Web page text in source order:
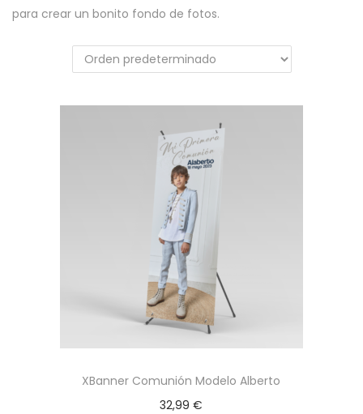
a
a
n
e
g
a
c
i
ó
n
a
c
o
e
n
i
d
o
para crear un bonito fondo de fotos.
XBanner Comunión Modelo Alberto
32,99€